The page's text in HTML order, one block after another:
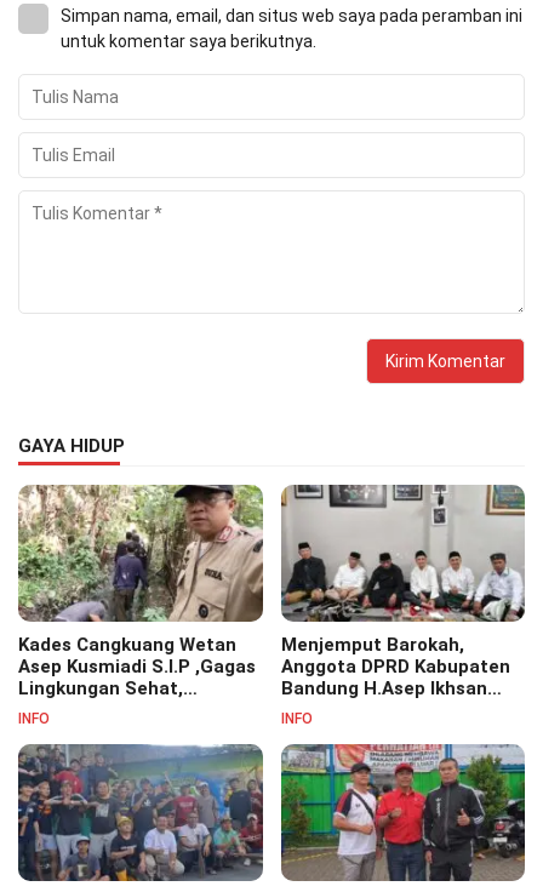
Simpan nama, email, dan situs web saya pada peramban ini
untuk komentar saya berikutnya.
GAYA HIDUP
Kades Cangkuang Wetan
Asep Kusmiadi S.I.P ,Gagas
Lingkungan Sehat,
Bersihkan Saluran Air di RW
INFO
Menjemput Barokah,
Anggota DPRD Kabupaten
Bandung H.Asep Ikhsan
S.Pd.M.M Hadiri Haul Akbar
Pesantren Cipasung.
INFO